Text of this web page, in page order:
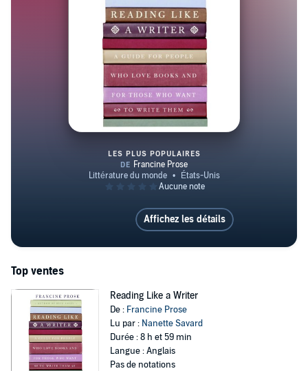
Reading Like a Writer
LES PLUS POPULAIRES
Affichez les détails
Top ventes
Reading Like a Writer
De : Francine Prose
Lu par : Nanette Savard
Durée : 8 h et 59 min
Langue : Anglais
Pas de notations